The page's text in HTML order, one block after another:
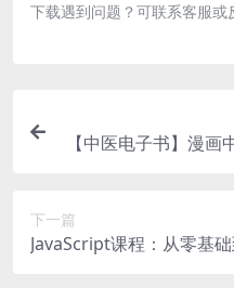
下载遇到问题？可联系客服或
【中医电子书】漫
下一篇
JavaScript课程：从零基础